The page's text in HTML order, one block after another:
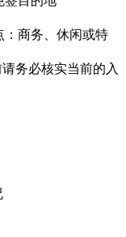
：商务、休闲或特
务必核实当前的入